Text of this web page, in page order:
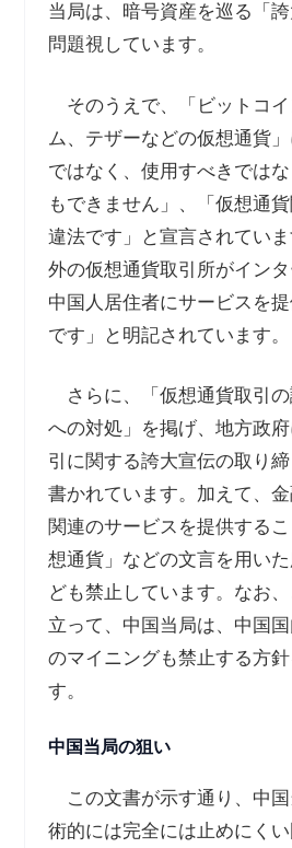
当局は、暗号資産を巡る「
問題視しています。
そのうえで、「ビットコ
ム、テザーなどの仮想通貨
ではなく、使用すべきでは
もできません」、「仮想通
違法です」と宣言されてい
外の仮想通貨取引所がイン
中国人居住者にサービスを
です」と明記されています。
さらに、「仮想通貨取引
への対処」を掲げ、地方政
引に関する誇大宣伝の取り
書かれています。加えて、
関連のサービスを提供する
想通貨」などの文言を用い
ども禁止しています。なお
立って、中国当局は、中国
のマイニングも禁止する方
す。
中国当局の狙い
この文書が示す通り、中
術的には完全には止めにく